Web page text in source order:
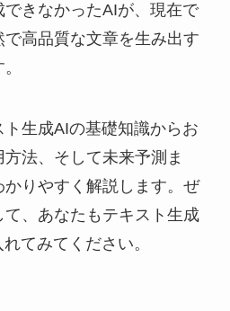
きなかったAIが、現在で
高品質な文章を生み出す
生成AIの基礎知識からお
法、そして未来予測ま
りやすく解説します。ぜ
、あなたもテキスト生成
てみてください。